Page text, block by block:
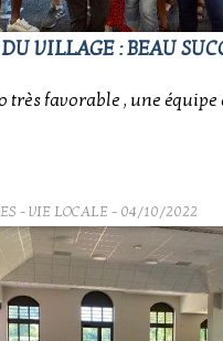
VILLAGE : BEAU
très favorable , une
-VIE LOCALE- 04/10/2022